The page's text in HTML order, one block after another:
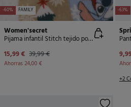
-60% FAMILY
Women'secret
Pijama infantil Stitch tejido polar
15,99 € 39,99 €
Ahorras 24,00 €
-63%
+2